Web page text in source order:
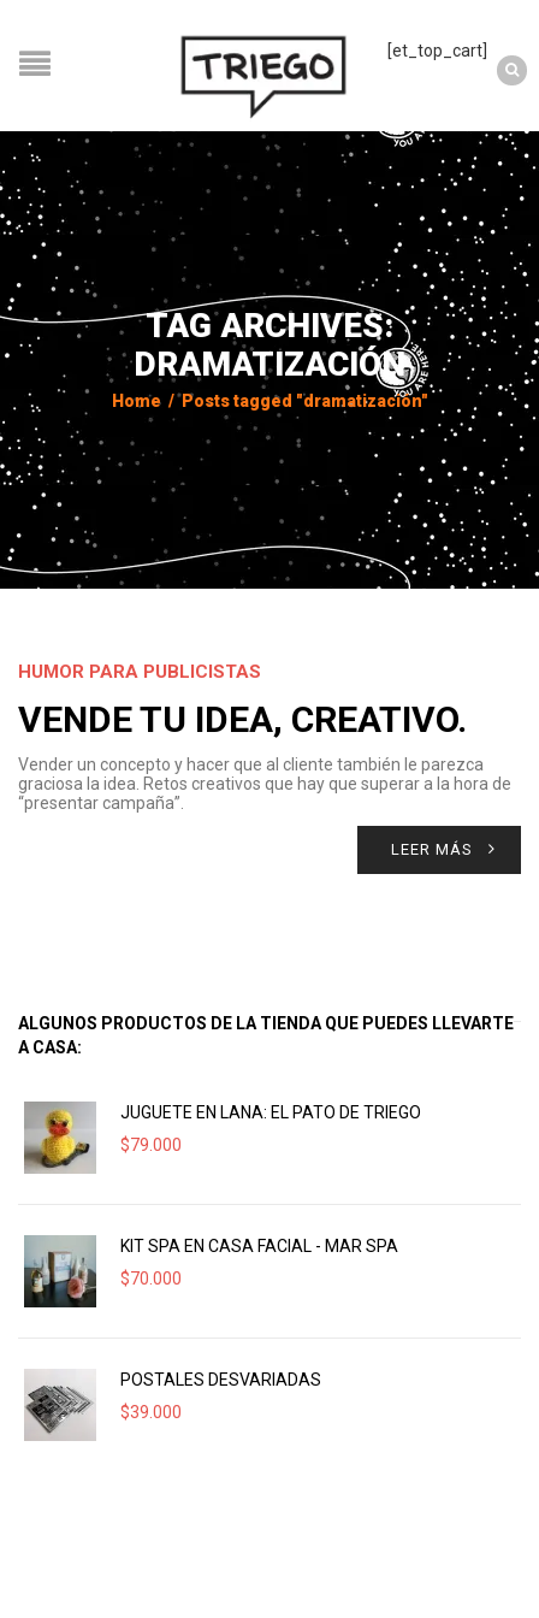
[et_top_cart]
TAG ARCHIVES:
DRAMATIZACIÓN
Home / Posts tagged "dramatización"
HUMOR PARA PUBLICISTAS
VENDE TU IDEA, CREATIVO.
Vender un concepto y hacer que al cliente también le parezca
graciosa la idea. Retos creativos que hay que superar a la hora de
“presentar campaña”.
LEER MÁS
ALGUNOS PRODUCTOS DE LA TIENDA QUE PUEDES LLEVARTE
A CASA:
JUGUETE EN LANA: EL PATO DE TRIEGO
$79.000
KIT SPA EN CASA FACIAL - MAR SPA
$70.000
POSTALES DESVARIADAS
$39.000